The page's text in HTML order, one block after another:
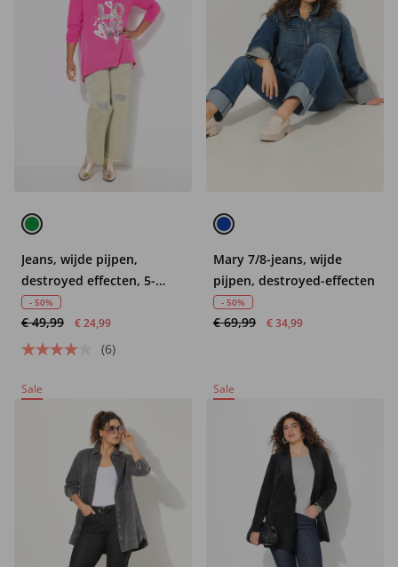
Jeans, wijde pijpen,
destroyed effecten, 5-
pocket
- 50%
€ 49,99 € 24,99
(6)
Mary 7/8-jeans, wijde
pijpen, destroyed-effecten
- 50%
€ 69,99 € 34,99
Sale Sale